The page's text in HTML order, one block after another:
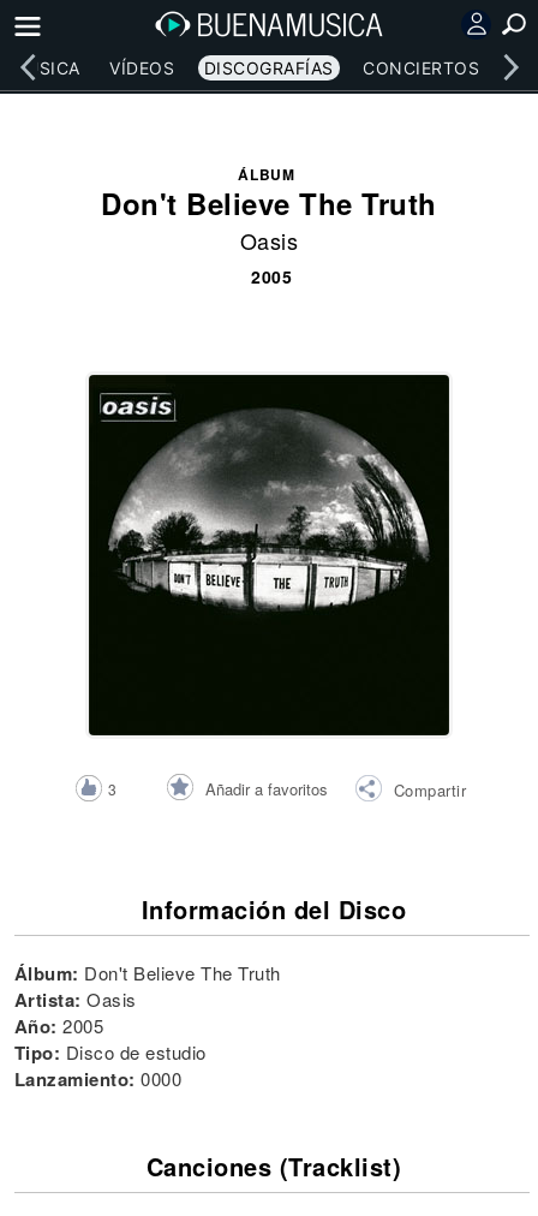
MÚSICA VÍDEOS DISCOGRAFÍAS CONCIERTOS
ÁLBUM
Don't Believe The Truth
Oasis
2005
3 Añadir a favoritos Compartir
Información del Disco
Álbum: Don't Believe The Truth
Artista: Oasis
Año: 2005
Tipo: Disco de estudio
Lanzamiento: 0000
Canciones (Tracklist)